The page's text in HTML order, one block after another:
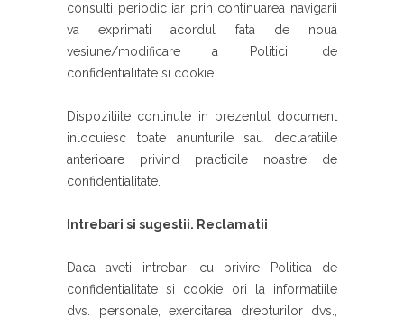
consulti periodic iar prin continuarea navigarii
va exprimati acordul fata de noua
vesiune/modificare a Politicii de
confidentialitate si cookie.
Dispozitiile continute in prezentul document
inlocuiesc toate anunturile sau declaratiile
anterioare privind practicile noastre de
confidentialitate.
Intrebari si sugestii. Reclamatii
Daca aveti intrebari cu privire Politica de
confidentialitate si cookie ori la informatiile
dvs. personale, exercitarea drepturilor dvs.,